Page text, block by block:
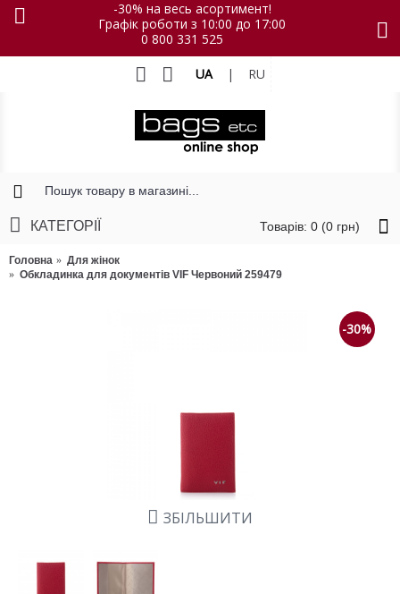
-30% на весь асортимент!
Графік роботи з 10:00 до 17:00
0 800 331 525
UA | RU
Товарів: 0 (0 грн)
КАТЕГОРІЇ
Головна
Для жінок
Обкладинка для документів VIF Червоний 259479
-30%
ЗБІЛЬШИТИ